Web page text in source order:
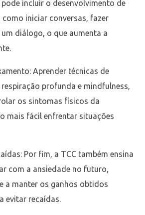
pode incluir o desenvolvimento de
como iniciar conversas, fazer
diálogo, o que aumenta a
Aprender técnicas de
profunda e mindfulness,
os sintomas físicos da
mais fácil enfrentar situações
Por fim, a TCC também ensina
com a ansiedade no futuro,
a manter os ganhos obtidos
evitar recaídas.